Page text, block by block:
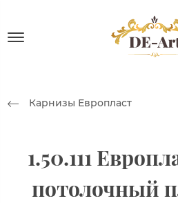
Карнизы Европласт
1.50.111
потолочный